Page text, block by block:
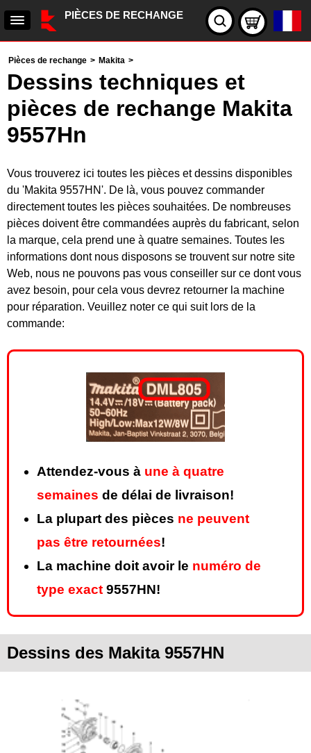
PIÈCES DE RECHANGE
Pièces de rechange > Makita >
Dessins techniques et
pièces de rechange Makita
9557Hn
Vous trouverez ici toutes les pièces et dessins disponibles
du 'Makita 9557HN'. De là, vous pouvez commander
directement toutes les pièces souhaitées. De nombreuses
pièces doivent être commandées auprès du fabricant, selon
la marque, cela prend une à quatre semaines. Toutes les
informations dont nous disposons se trouvent sur notre site
Web, nous ne pouvons pas vous conseiller sur ce dont vous
avez besoin, pour cela vous devrez retourner la machine
pour réparation. Veuillez noter ce qui suit lors de la
commande:
Attendez-vous à une à quatre
semaines de délai de livraison!
La plupart des pièces ne peuvent
pas être retournées!
La machine doit avoir le numéro de
type exact 9557HN!
Dessins des Makita 9557HN